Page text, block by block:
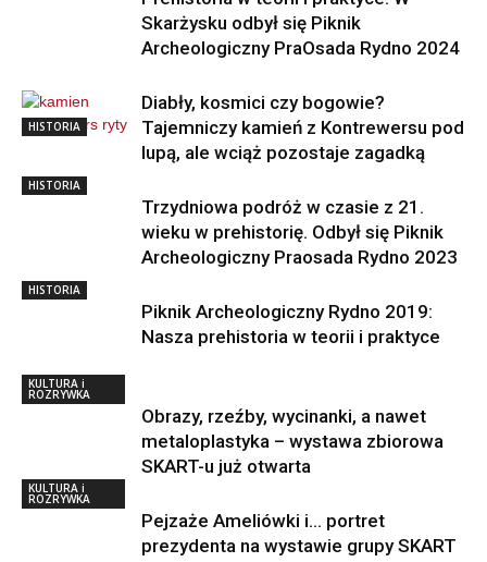
Skarżysku odbył się Piknik
Archeologiczny PraOsada Rydno 2024
HISTORIA
Diabły, kosmici czy bogowie?
Tajemniczy kamień z Kontrewersu pod
lupą, ale wciąż pozostaje zagadką
HISTORIA
Trzydniowa podróż w czasie z 21.
wieku w prehistorię. Odbył się Piknik
Archeologiczny Praosada Rydno 2023
HISTORIA
Piknik Archeologiczny Rydno 2019:
Nasza prehistoria w teorii i praktyce
KULTURA i
ROZRYWKA
Obrazy, rzeźby, wycinanki, a nawet
metaloplastyka – wystawa zbiorowa
SKART-u już otwarta
KULTURA i
ROZRYWKA
Pejzaże Ameliówki i… portret
prezydenta na wystawie grupy SKART